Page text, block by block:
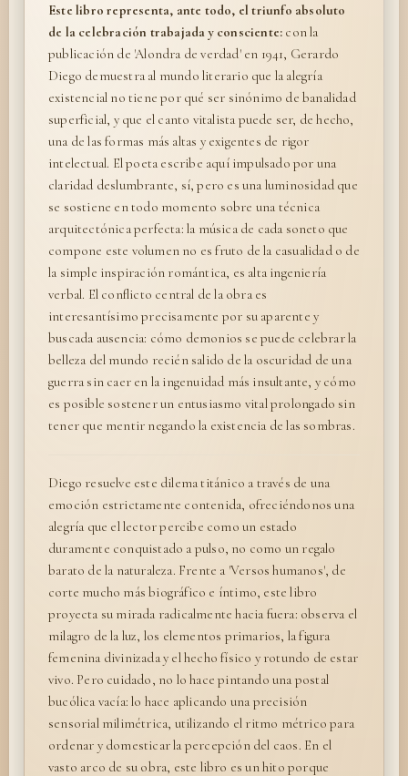
Este libro representa, ante todo, el triunfo absoluto
de la celebración trabajada y consciente: con la
publicación de 'Alondra de verdad' en 1941, Gerardo
Diego demuestra al mundo literario que la alegría
existencial no tiene por qué ser sinónimo de banalidad
superficial, y que el canto vitalista puede ser, de hecho,
una de las formas más altas y exigentes de rigor
intelectual. El poeta escribe aquí impulsado por una
claridad deslumbrante, sí, pero es una luminosidad que
se sostiene en todo momento sobre una técnica
arquitectónica perfecta: la música de cada soneto que
compone este volumen no es fruto de la casualidad o de
la simple inspiración romántica, es alta ingeniería
verbal. El conflicto central de la obra es
interesantísimo precisamente por su aparente y
buscada ausencia: cómo demonios se puede celebrar la
belleza del mundo recién salido de la oscuridad de una
guerra sin caer en la ingenuidad más insultante, y cómo
es posible sostener un entusiasmo vital prolongado sin
tener que mentir negando la existencia de las sombras.
Diego resuelve este dilema titánico a través de una
emoción estrictamente contenida, ofreciéndonos una
alegría que el lector percibe como un estado
duramente conquistado a pulso, no como un regalo
barato de la naturaleza. Frente a 'Versos humanos', de
corte mucho más biográfico e íntimo, este libro
proyecta su mirada radicalmente hacia fuera: observa el
milagro de la luz, los elementos primarios, la figura
femenina divinizada y el hecho físico y rotundo de estar
vivo. Pero cuidado, no lo hace pintando una postal
bucólica vacía: lo hace aplicando una precisión
sensorial milimétrica, utilizando el ritmo métrico para
ordenar y domesticar la percepción del caos. En el
vasto arco de su obra, este libro es un hito porque